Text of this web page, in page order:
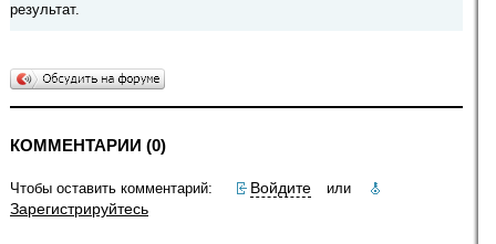
результат.
КОММЕНТАРИИ (0)
Чтобы оставить комментарий: Войдите или
Зарегистрируйтесь